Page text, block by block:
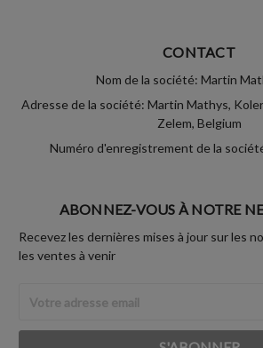
CONTACT
Nom de la société: Martin
Adresse de la société: Martin Mathys,
Zelem, Belgium
Numéro d'enregistrement de la
ABONNEZ-VOUS À NOTRE
Recevez les dernières mises à jour sur les
les ventes à venir
Email